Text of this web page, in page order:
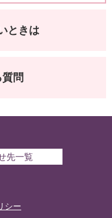
ときは
問
先一覧
シー